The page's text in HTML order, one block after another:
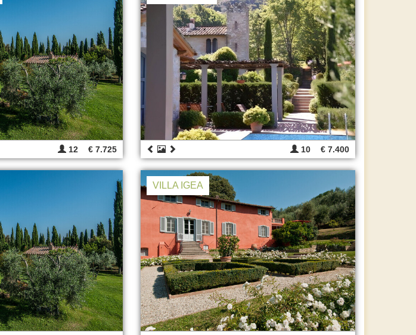
12 € 7.725 10 € 7.400
VILLA IGEA